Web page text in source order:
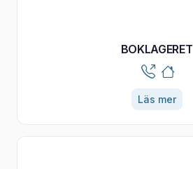
BOKLAGERET
Läs mer